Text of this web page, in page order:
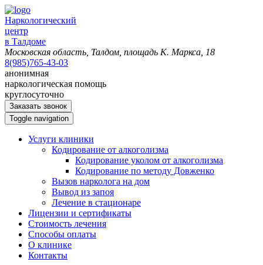
Наркологический
центр
в Талдоме
Московская область, Талдом, площадь К. Маркса, 18
8(985)765-43-03
анонимная
наркологическая помощь
круглосуточно
Заказать звонок
Toggle navigation
Услуги клиники
Кодирование от алкоголизма
Кодирование уколом от алкоголизма
Кодирование по методу Довженко
Вызов нарколога на дом
Вывод из запоя
Лечение в стационаре
Лицензии и сертификаты
Стоимость лечения
Способы оплаты
О клинике
Контакты